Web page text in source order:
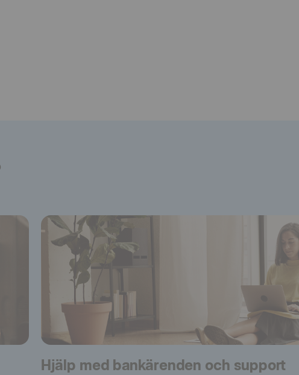
Hjälp med bankärenden och support